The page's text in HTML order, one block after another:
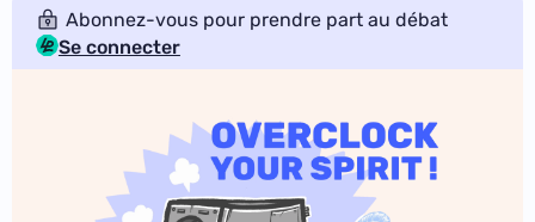
Abonnez-vous pour prendre part au débat
Se connecter